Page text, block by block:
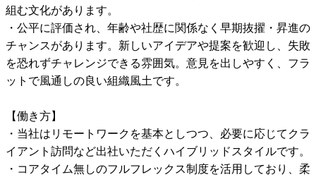
組む文化があります。
・公平に評価され、年齢や社歴に関係なく早期抜擢・昇進の
チャンスがあります。新しいアイデアや提案を歓迎し、失敗
を恐れずチャレンジできる雰囲気。意見を出しやすく、フラ
ットで風通しの良い組織風土です。
【働き方】
・当社はリモートワークを基本としつつ、必要に応じてクラ
イアント訪問など出社いただくハイブリッドスタイルです。
・コアタイム無しのフルフレックス制度を活用しており、柔